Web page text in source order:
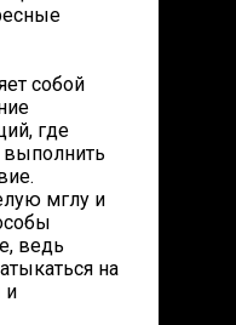
собой
где
выполнить
мглу и
ведь
на
и